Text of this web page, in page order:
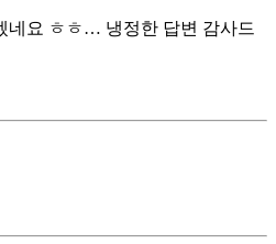
네요 ㅎㅎ… 냉정한 답변 감사드